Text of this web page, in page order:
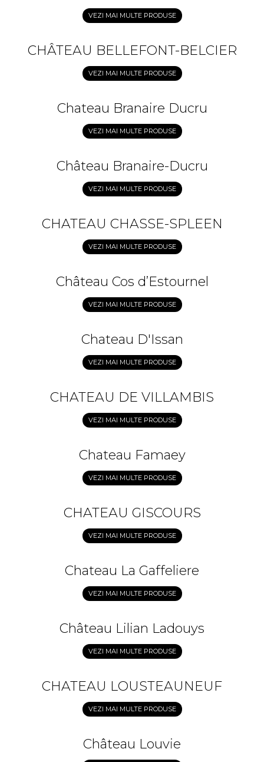
VEZI MAI MULTE PRODUSE
CHÂTEAU BELLEFONT-BELCIER
VEZI MAI MULTE PRODUSE
Chateau Branaire Ducru
VEZI MAI MULTE PRODUSE
Château Branaire-Ducru
VEZI MAI MULTE PRODUSE
CHATEAU CHASSE-SPLEEN
VEZI MAI MULTE PRODUSE
Château Cos d’Estournel
VEZI MAI MULTE PRODUSE
Chateau D'Issan
VEZI MAI MULTE PRODUSE
CHATEAU DE VILLAMBIS
VEZI MAI MULTE PRODUSE
Chateau Famaey
VEZI MAI MULTE PRODUSE
CHATEAU GISCOURS
VEZI MAI MULTE PRODUSE
Chateau La Gaffeliere
VEZI MAI MULTE PRODUSE
Château Lilian Ladouys
VEZI MAI MULTE PRODUSE
CHATEAU LOUSTEAUNEUF
VEZI MAI MULTE PRODUSE
Château Louvie